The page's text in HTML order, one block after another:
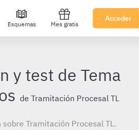
Esquemas Mes gratis
Acceder
y test de Tema
de Tramitación Procesal TL
Tramitación Procesal TL.